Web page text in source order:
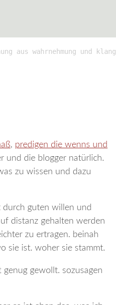
aus wahrnehmung und klang
, predigen die wenns und
und die blogger natürlich.
zu wissen und dazu
durch guten willen und
distanz gehalten werden
zu ertragen. beinah
sie ist. woher sie stammt.
gewollt. sozusagen